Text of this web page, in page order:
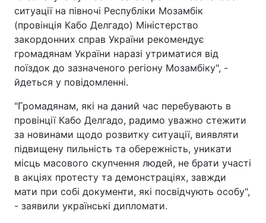
Тема оформлення
ситуації на півночі Республіки Мозамбік
(провінція Кабо Делгадо) Міністерство
закордонних справ України рекомендує
громадянам України наразі утриматися від
поїздок до зазначеного регіону Мозамбіку", -
йдеться у повідомленні.
"Громадянам, які на даний час перебувають в
провінції Кабо Делгадо, радимо уважно стежити
за новинами щодо розвитку ситуації, виявляти
підвищену пильність та обережність, уникати
місць масового скупчення людей, не брати участі
в акціях протесту та демонстраціях, завжди
мати при собі документи, які посвідчують особу",
- заявили українські дипломати.